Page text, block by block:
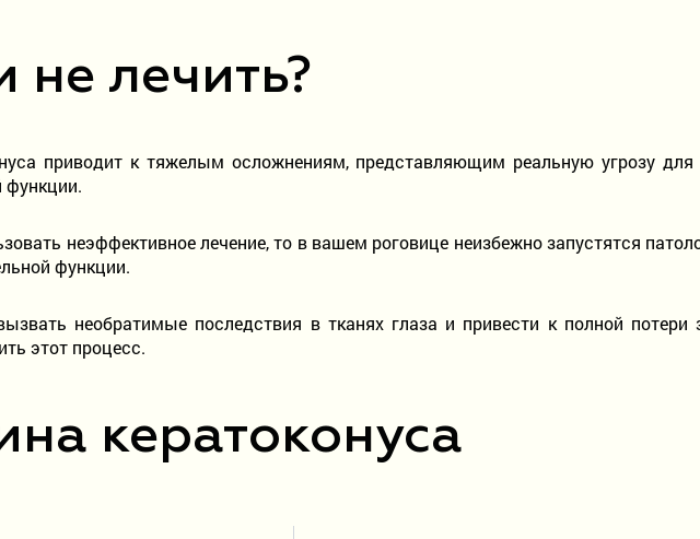
не лечить?
приводит к тяжелым осложнениям, представляющим реальную угрозу
функции.
неэффективное лечение, то в вашем роговице неизбежно запустятся
функции.
необратимые последствия в тканях глаза и привести к полной потери
этот процесс.
кератоконуса